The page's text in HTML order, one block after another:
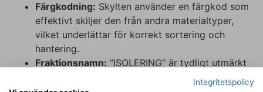
Färgkodning: Skylten använder en färgkod som
effektivt skiljer den från andra materialtyper,
vilket underlättar för korrekt sortering och
hantering.
Fraktionsnamn: ”ISOLERING” är tydligt utmärkt
på skylten i versaler, vilket garanterar godIntegritetspolicy